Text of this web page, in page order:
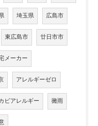
埼玉県 広島市
東広島市 廿日市市
メーカー
アレルギーゼロ
ビアレルギー 黴雨